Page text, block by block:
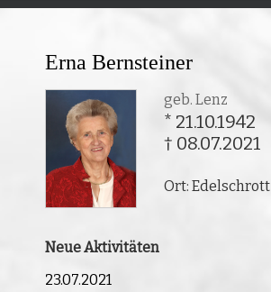
Erna Bernsteiner
geb. Lenz
* 21.10.1942
† 08.07.2021
Ort: Edelschrott
Neue Aktivitäten
23.07.2021